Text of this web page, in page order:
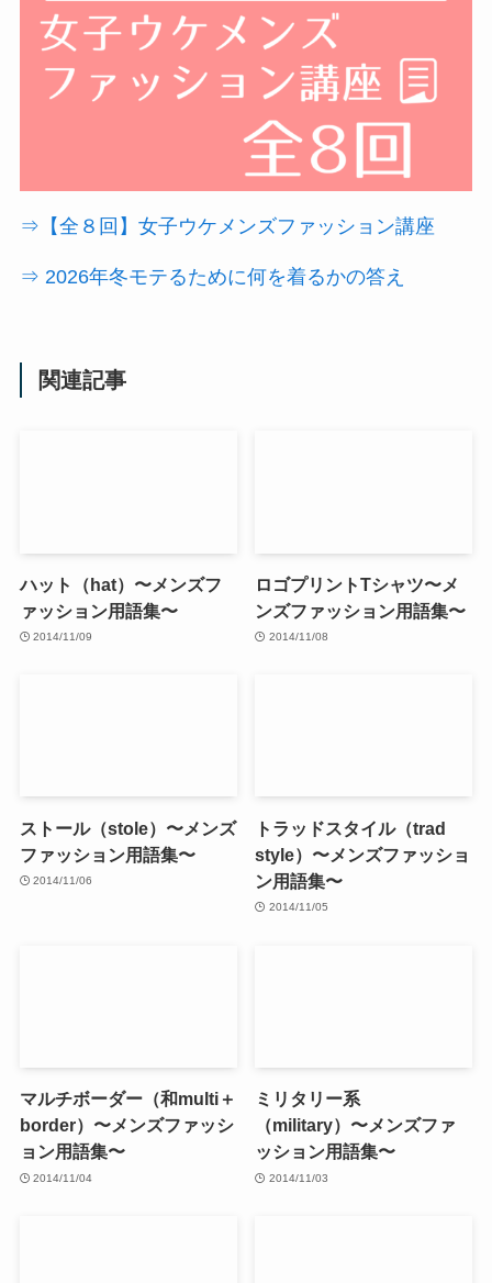
⇒【全８回】女子ウケメンズファッション講座
⇒ 2026年冬モテるために何を着るかの答え
関連記事
ハット（hat）〜メンズフ
ァッション用語集〜
2014/11/09
ロゴプリントTシャツ〜メ
ンズファッション用語集〜
2014/11/08
ストール（stole）〜メンズ
ファッション用語集〜
2014/11/06
トラッドスタイル（trad
style）〜メンズファッショ
ン用語集〜
2014/11/05
マルチボーダー（和multi＋
border）〜メンズファッシ
ョン用語集〜
2014/11/04
ミリタリー系
（military）〜メンズファ
ッション用語集〜
2014/11/03